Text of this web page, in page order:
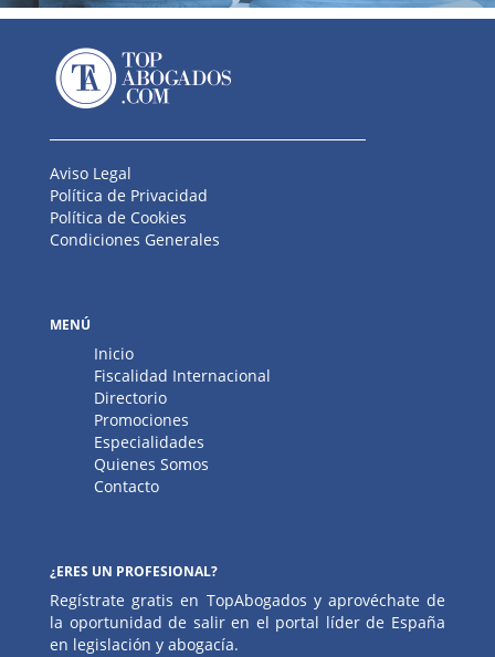
Aviso Legal
Política de Privacidad
Política de Cookies
Condiciones Generales
MENÚ
Inicio
Fiscalidad Internacional
Directorio
Promociones
Especialidades
Quienes Somos
Contacto
¿ERES UN PROFESIONAL?
Regístrate gratis en TopAbogados y aprovéchate de
la oportunidad de salir en el portal líder de España
en legislación y abogacía.